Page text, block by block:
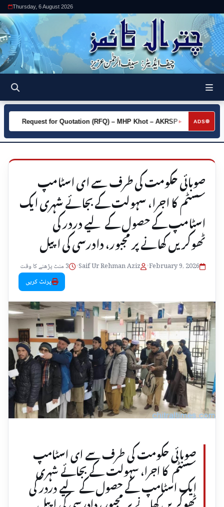
Thursday, 6 August 2026
ADS
►
Request for Quotation (RFQ) – MHP Khot – AKRSP Request
صوبائی حکومت کی طرف سے ای اسٹامپ
سسٹم کا اجرا، سہولت کے بجائے شہری ایک
اسٹامپ کے حصول کے لیے دردر کی
ٹھوکریں کھانے پر مجبور، دادرسی کی اپیل
February 9, 2026
•
Saif Ur Rehman Aziz
•
3 منٹ پڑھنے کا وقت
پرنٹ کریں
صوبائی حکومت کی طرف سے ای اسٹامپ
سسٹم کا اجرا، سہولت کے بجائے شہری
ایک اسٹامپ کے حصول کے لیے دردر کی